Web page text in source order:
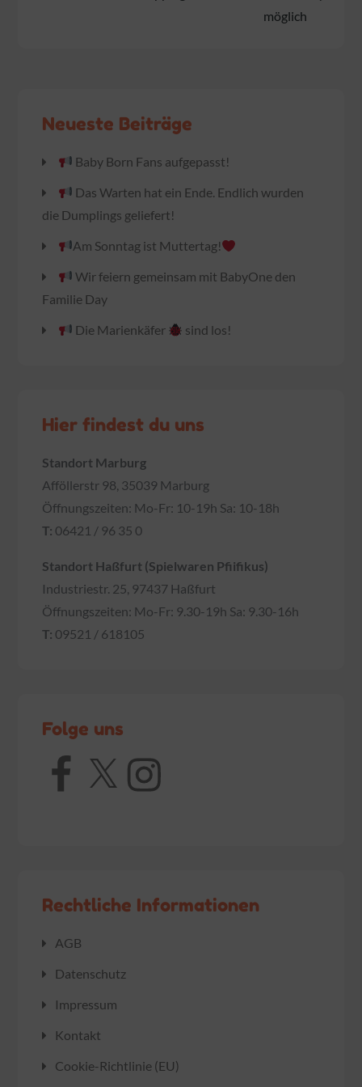
möglich
Neueste Beiträge
Baby Born Fans aufgepasst!
Das Warten hat ein Ende. Endlich wurden
die Dumplings geliefert!
Am Sonntag ist Muttertag!
Wir feiern gemeinsam mit BabyOne den
Familie Day
Die Marienkäfer
sind los!
Hier findest du uns
Standort Marburg
Afföllerstr 98, 35039 Marburg
Öffnungszeiten: Mo-Fr: 10-19h Sa: 10-18h
T: 06421 / 96 35 0
Standort Haßfurt (Spielwaren Pfiifikus)
Industriestr. 25, 97437 Haßfurt
Öffnungszeiten: Mo-Fr: 9.30-19h Sa: 9.30-16h
T: 09521 / 618105
Folge uns
Facebook
X Instagram
Rechtliche Informationen
AGB
Datenschutz
Impressum
Kontakt
Cookie-Richtlinie (EU)